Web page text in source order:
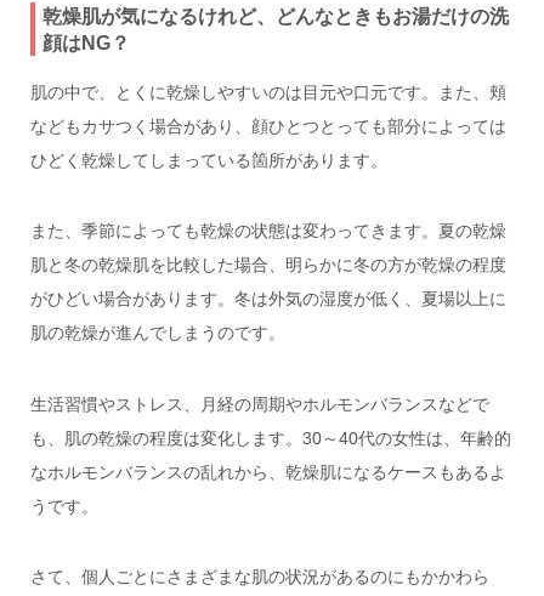
乾燥肌が気になるけれど、どんなときもお湯だけの洗
顔はNG？
肌の中で、とくに乾燥しやすいのは目元や口元です。また、頬
などもカサつく場合があり、顔ひとつとっても部分によっては
ひどく乾燥してしまっている箇所があります。
また、季節によっても乾燥の状態は変わってきます。夏の乾燥
肌と冬の乾燥肌を比較した場合、明らかに冬の方が乾燥の程度
がひどい場合があります。冬は外気の湿度が低く、夏場以上に
肌の乾燥が進んでしまうのです。
生活習慣やストレス、月経の周期やホルモンバランスなどで
も、肌の乾燥の程度は変化します。30～40代の女性は、年齢的
なホルモンバランスの乱れから、乾燥肌になるケースもあるよ
うです。
さて、個人ごとにさまざまな肌の状況があるのにもかかわら